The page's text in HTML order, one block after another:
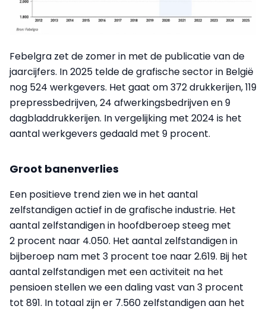
Febelgra zet de zomer in met de publicatie van de
jaarcijfers. In 2025 telde de grafische sector in België
nog 524 werkgevers. Het gaat om 372 drukkerijen, 119
prepressbedrijven, 24 afwerkingsbedrijven en 9
dagbladdrukkerijen. In vergelijking met 2024 is het
aantal werkgevers gedaald met 9 procent.
Groot banenverlies
Een positieve trend zien we in het aantal
zelfstandigen actief in de grafische industrie. Het
aantal zelfstandigen in hoofdberoep steeg met
2 procent naar 4.050. Het aantal zelfstandigen in
bijberoep nam met 3 procent toe naar 2.619. Bij het
aantal zelfstandigen met een activiteit na het
pensioen stellen we een daling vast van 3 procent
tot 891. In totaal zijn er 7.560 zelfstandigen aan het